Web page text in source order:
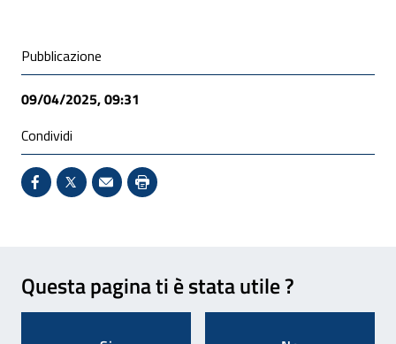
Condivisione social
Pubblicazione
09/04/2025, 09:31
Condividi
Condividi su Facebook - Sito esterno - Apertura in
X - Sito esterno - Apertura in nuova finestra
Invio Mail: apre il programma di posta
Stampa pagina: scelta meno
Questa pagina ti è stata utile ?